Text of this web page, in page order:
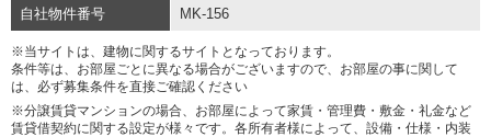
自社物件番号 MK-156
※当サイトは、建物に関するサイトとなっております。
条件等は、お部屋ごとに異なる場合がございますので、お部屋の事に関して
は、必ず募集条件を直接ご確認ください
※分譲賃貸マンションの場合、お部屋によって家賃・管理費・敷金・礼金など
賃貸借契約に関する設定が様々です。各所有者様によって、設備・仕様・内装